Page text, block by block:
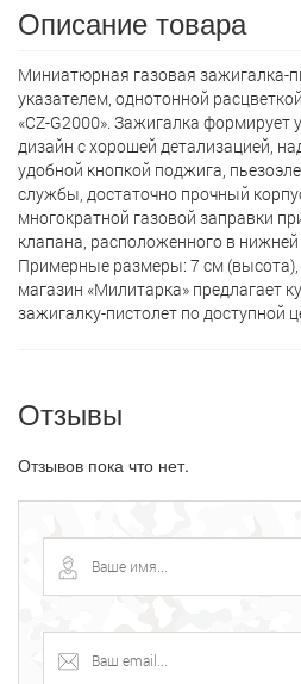
Описание товара
Миниатюрная газовая зажигалка-
указателем, однотонной
«CZ-G2000». Зажигалка формирует
дизайн с хорошей детализацией,
удобной кнопкой поджига,
службы, достаточно прочный
многократной газовой заправки
клапана, расположенного в нижней
Примерные размеры: 7 см (высота),
магазин «Милитарка» предлагает
зажигалку-пистолет по доступной
Отзывы
Отзывов пока что нет.